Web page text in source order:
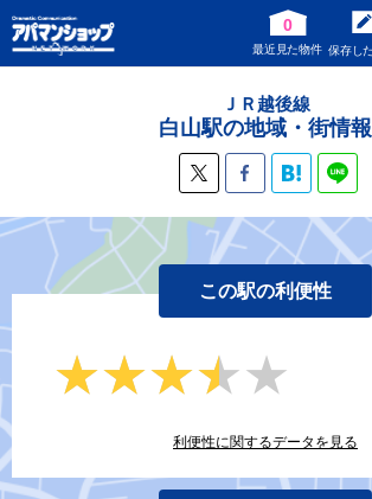
0
最近見た物件 保存し
ＪＲ越後線
白山駅の地域・街情報
この駅の利便性
★★★★★
★★★★★
利便性に関するデータを見る